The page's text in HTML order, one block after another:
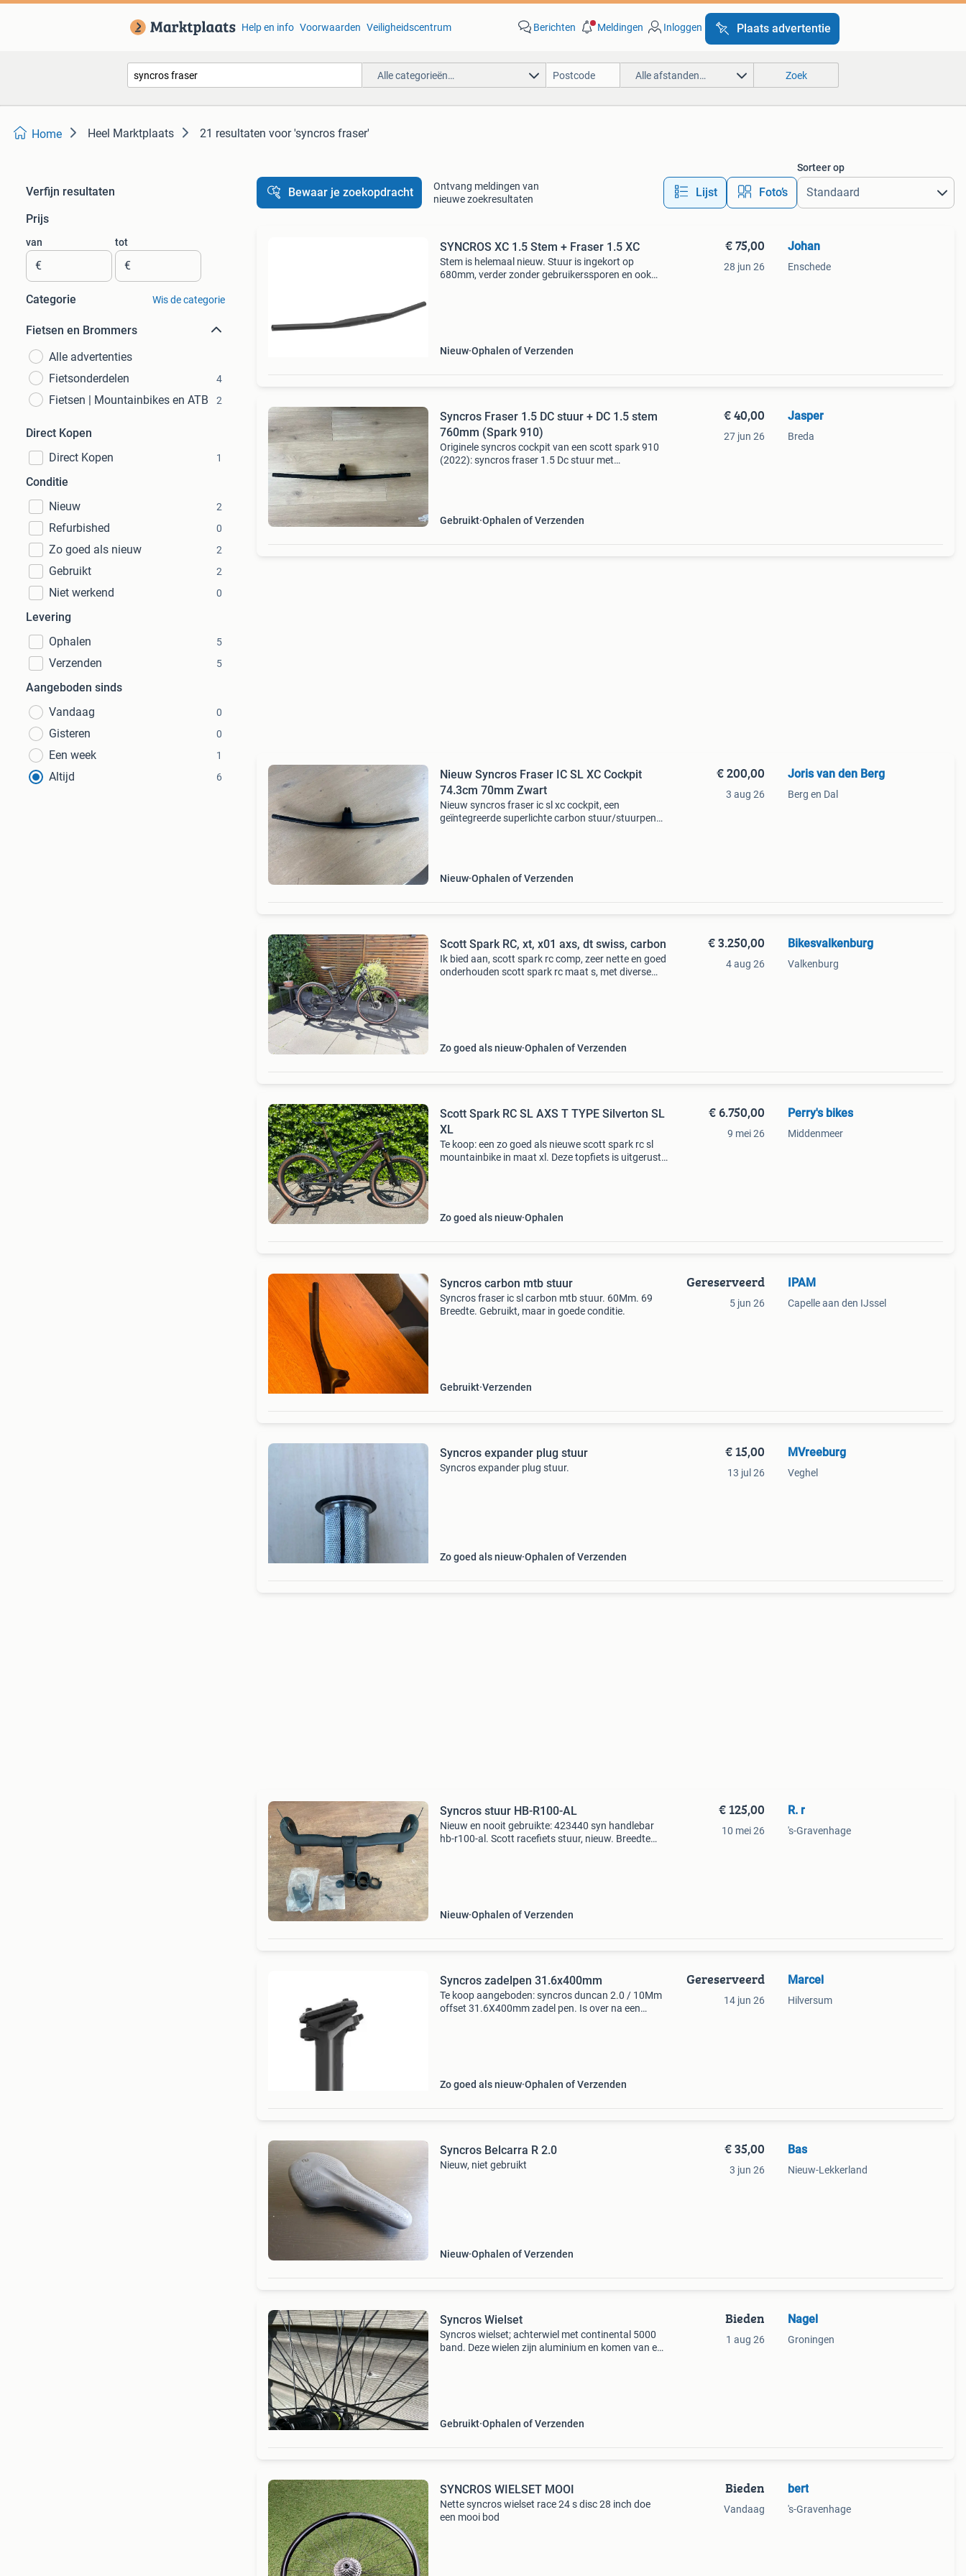
Help en info Voorwaarden Veiligheidscentrum Berichten Meldingen Inloggen Plaats advertentie
Alle categorieën… Alle afstanden… Zoek
Home Heel Marktplaats 21 resultaten voor 'syncros fraser'
Verfijn resultaten
Prijs
van
€
tot
€
Categorie Wis de categorie
Fietsen en Brommers
Alle advertenties
Fietsonderdelen
4
Fietsen | Mountainbikes en ATB 2
Direct Kopen
Direct Kopen
1
Conditie
Nieuw
2
Refurbished 0
Zo goed als nieuw 2
Gebruikt 2
Niet werkend 0
Levering
Ophalen
5
Verzenden 5
Aangeboden sinds
Vandaag
0
Gisteren 0
Een week 1
Altijd 6
Bewaar je zoekopdracht
Ontvang meldingen van
nieuwe zoekresultaten
Lijst Foto’s
Sorteer op
SYNCROS XC 1.5 Stem + Fraser 1.5 XC
Stem is helemaal nieuw. Stuur is ingekort op
680mm, verder zonder gebruikerssporen en ook
Nieuw Ophalen of Verzenden
€ 75,00
28 jun 26
Johan
Enschede
Syncros Fraser 1.5 DC stuur + DC 1.5 stem
760mm (Spark 910)
Originele syncros cockpit van een scott spark 910
(2022): syncros fraser 1.5 Dc stuur met
Gebruikt Ophalen of Verzenden
€ 40,00
27 jun 26
Jasper
Breda
Nieuw Syncros Fraser IC SL XC Cockpit
74.3cm 70mm Zwart
Nieuw syncros fraser ic sl xc cockpit, een
geïntegreerde superlichte carbon stuur/stuurpen
Nieuw Ophalen of Verzenden
€ 200,00
3 aug 26
Joris van den Berg
Berg en Dal
Scott Spark RC, xt, x01 axs, dt swiss, carbon
Ik bied aan, scott spark rc comp, zeer nette en goed
onderhouden scott spark rc maat s, met diverse
Zo goed als nieuw Ophalen of Verzenden
€ 3.250,00
4 aug 26
Bikesvalkenburg
Valkenburg
Scott Spark RC SL AXS T TYPE Silverton SL
XL
Te koop: een zo goed als nieuwe scott spark rc sl
mountainbike in maat xl. Deze topfiets is uitgerust
Zo goed als nieuw Ophalen
€ 6.750,00
9 mei 26
Perry's bikes
Middenmeer
Syncros carbon mtb stuur
Syncros fraser ic sl carbon mtb stuur. 60Mm. 69
Breedte. Gebruikt, maar in goede conditie.
Gebruikt Verzenden
Gereserveerd
5 jun 26
IPAM
Capelle aan den IJssel
Syncros expander plug stuur
Syncros expander plug stuur.
Zo goed als nieuw Ophalen of Verzenden
€ 15,00
13 jul 26
MVreeburg
Veghel
Syncros stuur HB-R100-AL
Nieuw en nooit gebruikte: 423440 syn handlebar
hb-r100-al. Scott racefiets stuur, nieuw. Breedte
Nieuw Ophalen of Verzenden
€ 125,00
10 mei 26
R. r
's-Gravenhage
Syncros zadelpen 31.6x400mm
Te koop aangeboden: syncros duncan 2.0 / 10Mm
offset 31.6X400mm zadel pen. Is over na een
Zo goed als nieuw Ophalen of Verzenden
Gereserveerd
14 jun 26
Marcel
Hilversum
Syncros Belcarra R 2.0
Nieuw, niet gebruikt
Nieuw Ophalen of Verzenden
€ 35,00
3 jun 26
Bas
Nieuw-Lekkerland
Syncros Wielset
Syncros wielset; achterwiel met continental 5000
band. Deze wielen zijn aluminium en komen van een
Gebruikt Ophalen of Verzenden
Bieden
1 aug 26
Nagel
Groningen
SYNCROS WIELSET MOOI
Nette syncros wielset race 24 s disc 28 inch doe
een mooi bod
Bieden
Vandaag
bert
's-Gravenhage